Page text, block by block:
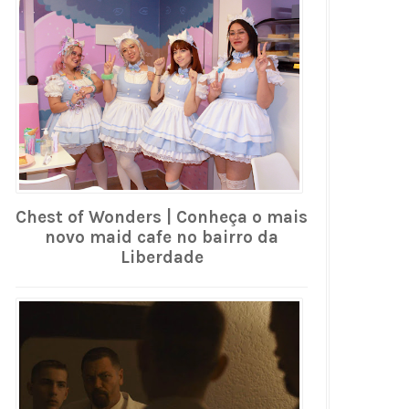
Chest of Wonders | Conheça o mais
novo maid cafe no bairro da
Liberdade